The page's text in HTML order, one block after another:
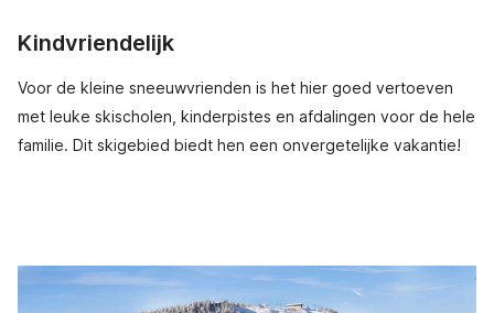
Kindvriendelijk
Voor de kleine sneeuwvrienden is het hier goed vertoeven
met leuke skischolen, kinderpistes en afdalingen voor de hele
familie. Dit skigebied biedt hen een onvergetelijke vakantie!